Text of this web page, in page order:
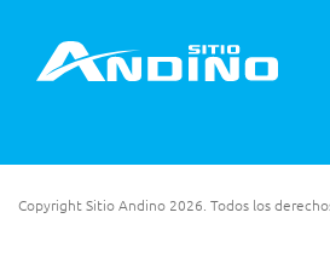
Copyright Sitio Andino 2026. Todos los